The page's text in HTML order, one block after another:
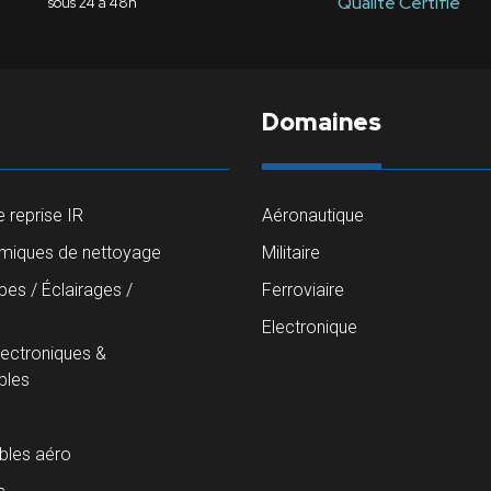
reprise IR
de nettoyage
/ Éclairages /
&
aéro
Domaines
Aéronautique
Militaire
Ferroviaire
Electronique